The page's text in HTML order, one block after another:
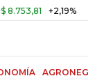
+2,19%
De La